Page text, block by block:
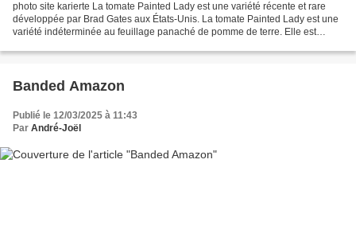
photo site karierte La tomate Painted Lady est une variété récente et rare
développée par Brad Gates aux États-Unis. La tomate Painted Lady est une
variété indéterminée au feuillage panaché de pomme de terre. Elle est
Banded Amazon
Publié le 12/03/2025 à 11:43
Par André-Joël